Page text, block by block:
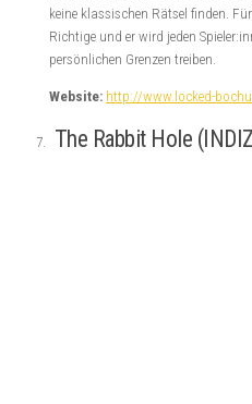
keine klassischen Rätsel finden.
Richtige und er wird jeden
persönlichen Grenzen treiben.
Website: http://www.locked-
The Rabbit Hole